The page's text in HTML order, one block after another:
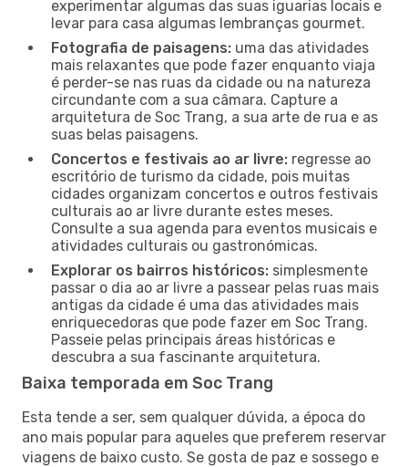
experimentar algumas das suas iguarias locais e
levar para casa algumas lembranças gourmet.
Fotografia de paisagens: uma das atividades
mais relaxantes que pode fazer enquanto viaja
é perder-se nas ruas da cidade ou na natureza
circundante com a sua câmara. Capture a
arquitetura de Soc Trang, a sua arte de rua e as
suas belas paisagens.
Concertos e festivais ao ar livre: regresse ao
escritório de turismo da cidade, pois muitas
cidades organizam concertos e outros festivais
culturais ao ar livre durante estes meses.
Consulte a sua agenda para eventos musicais e
atividades culturais ou gastronómicas.
Explorar os bairros históricos: simplesmente
passar o dia ao ar livre a passear pelas ruas mais
antigas da cidade é uma das atividades mais
enriquecedoras que pode fazer em Soc Trang.
Passeie pelas principais áreas históricas e
descubra a sua fascinante arquitetura.
Baixa temporada em Soc Trang
Esta tende a ser, sem qualquer dúvida, a época do
ano mais popular para aqueles que preferem reservar
viagens de baixo custo. Se gosta de paz e sossego e